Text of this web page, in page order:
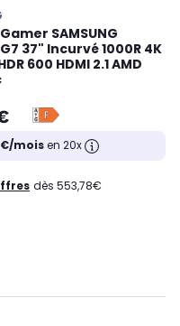
SAMSUNG
G7 37" Incurvé 1000R 4K
600 HDMI 2.1 AMD
moisen 20x
dès 553,78€